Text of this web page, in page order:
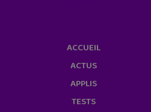
ACCUEIL
ACTUS
APPLIS
TESTS